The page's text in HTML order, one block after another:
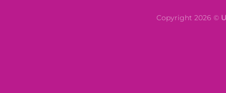
Copyright 2026 ©